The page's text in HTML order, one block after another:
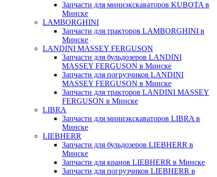
Запчасти для миниэкскаваторов KUBOTA в
Минске
LAMBORGHINI
Запчасти для тракторов LAMBORGHINI в
Минске
LANDINI MASSEY FERGUSON
Запчасти для бульдозеров LANDINI
MASSEY FERGUSON в Минске
Запчасти для погрузчиков LANDINI
MASSEY FERGUSON в Минске
Запчасти для тракторов LANDINI MASSEY
FERGUSON в Минске
LIBRA
Запчасти для миниэкскаваторов LIBRA в
Минске
LIEBHERR
Запчасти для бульдозеров LIEBHERR в
Минске
Запчасти для кранов LIEBHERR в Минске
Запчасти для погрузчиков LIEBHERR в